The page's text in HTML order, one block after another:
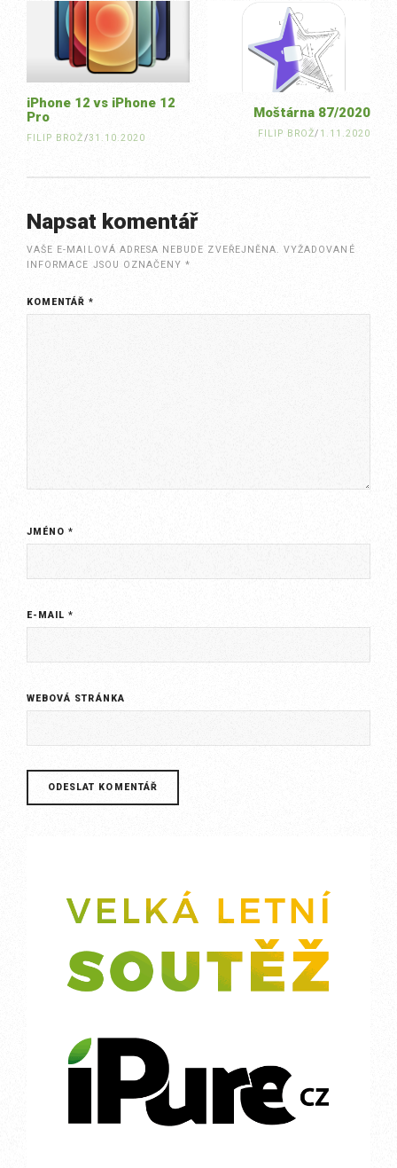
navigation
Moštárna 87/2020
FILIP BROŽ/ 1.11.2020
iPhone 12 vs iPhone 12
Pro
FILIP BROŽ/31.10.2020
Napsat komentář
VAŠE E-MAILOVÁ ADRESA NEBUDE ZVEŘEJNĚNA. VYŽADOVANÉ
INFORMACE JSOU OZNAČENY*
KOMENTÁŘ*
JMÉNO*
E-MAIL*
WEBOVÁ STRÁNKA